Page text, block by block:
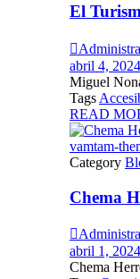
El

abril 4, 2024
Miguel
Tags
READ
vamtam-
Category
Chema

abril 1, 2024
Chema